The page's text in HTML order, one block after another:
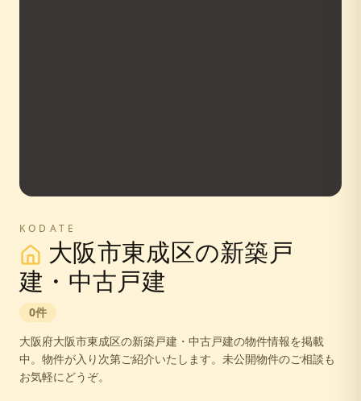
KODATE
大阪市東成区の新築戸
建・中古戸建
0件
大阪府大阪市東成区の新築戸建・中古戸建の物件情報を掲載
中。 物件が入り次第ご紹介いたします。未公開物件のご相談も
お気軽にどうぞ。